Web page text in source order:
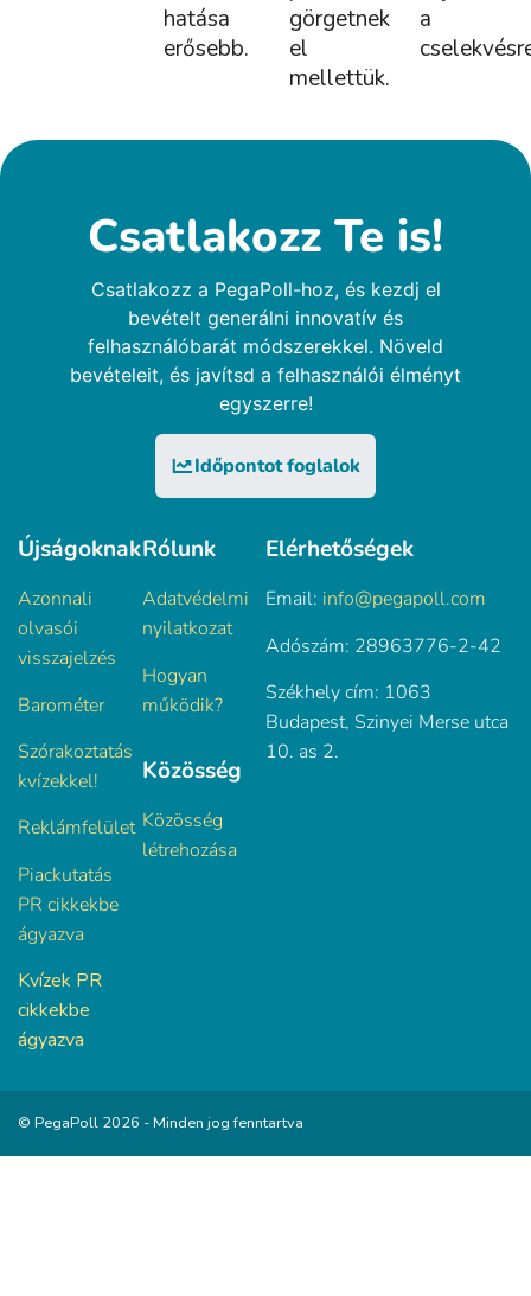
hatása
erősebb.
görgetnek
el
mellettük.
a
Csatlakozz Te is!
Csatlakozz a PegaPoll-hoz, és kezdj el
bevételt generálni innovatív és
felhasználóbarát módszerekkel. Növeld
bevételeit, és javítsd a felhasználói élményt
egyszerre!
Időpontot foglalok
Újságoknak
Azonnali
olvasói
visszajelzés
Barométer
Szórakoztatás
kvízekkel!
Reklámfelület
Piackutatás
PR cikkekbe
ágyazva
Kvízek PR
cikkekbe
ágyazva
Rólunk
Adatvédelmi
nyilatkozat
Hogyan
működik?
Közösség
Közösség
létrehozása
Elérhetőségek
Email: info@pegapoll.com
Adószám: 28963776-2-42
Székhely cím: 1063
Budapest, Szinyei Merse utca
10. as 2.
© PegaPoll 2026 - Minden jog fenntartva